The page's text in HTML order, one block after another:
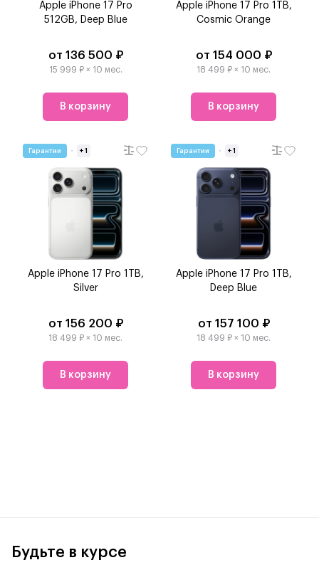
Apple iPhone 17 Pro
512GB, Deep Blue
от 136 500 ₽
15 999 ₽ × 10 мес.
В корзину
Apple iPhone 17 Pro 1TB,
Cosmic Orange
от 154 000 ₽
18 499 ₽ × 10 мес.
В корзину
Гарантии + 1
Apple iPhone 17 Pro 1TB,
Silver
от 156 200 ₽
18 499 ₽ × 10 мес.
В корзину
Гарантии + 1
Apple iPhone 17 Pro 1TB,
Deep Blue
от 157 100 ₽
18 499 ₽ × 10 мес.
В корзину
Будьте в курсе